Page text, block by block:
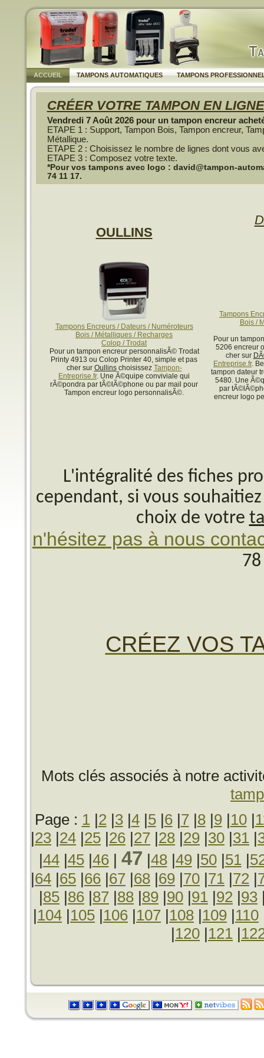
ACCUEIL TAMPONS AUTOMATIQUES TAMPONS
CRÉER VOTRE TAMPON EN LIGNE
Vendredi 7 Août 2026 pour un tampon encreur
ETAPE 1 : Support, Tampon Bois, Tampon encreur,
Métallique.
ETAPE 2 : Choisissez le nombre de lignes dont vous
ETAPE 3 : Composez votre texte.
*Pour vos tampons avec logo : david@tampon-
74 11 17.
OULLINS
Tampons Encreurs / Dateurs / Numéroteurs
Bois / Métalliques / Recharges
Colop / Trodat
Pour un tampon encreur personnalisÃ© Trodat
Printy 4913 ou Colop Printer 40, simple et pas
cher sur Oullinschoisissez Tampon-
Entreprise.fr. Une Ã©quipe conviviale qui
rÃ©pondra par tÃ©lÃ©phone ou par mail pour
Tampon encreur logo personnalisÃ©.
Tampons
Bois /
Pour un
5206 encreur
cher sur
Entreprise.fr.
tampon dateur
5480. Une
par
encreur logo
L'intégralité des fiches
cependant, si vous
choix de votre
n'hésitez pas à nous
CRÉEZ VOS
Mots clés associés à notre
Page : 1|2|3|4|5|6|7|8|9|10|
|23 |24 |25 |26 |27 |28 |29 |30 |31 |
|44|45|46| 47 |48|49|50|51|
|64 |65 |66 |67 |68 |69 |70 |71 |72 |
|85 |86 |87 |88 |89 |90 |91 |92 |93
|104 |105 |106 |107 |108 |109 |110
|120 |121 |